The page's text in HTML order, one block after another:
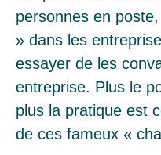
personnes en
» dans les
essayer de les
entreprise. Plus le
plus la pratique est
de ces fameux «